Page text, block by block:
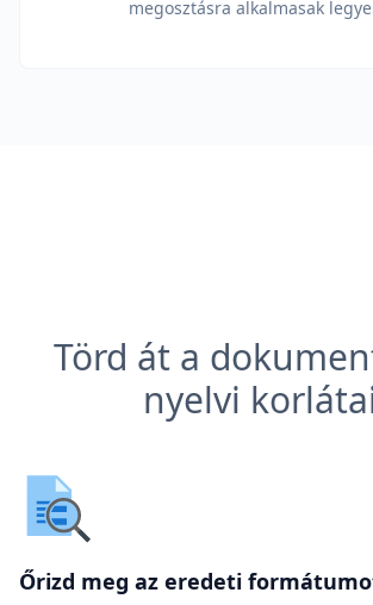
megosztásra alkalmasak
Törd át a
nyelvi
Őrizd meg az eredeti